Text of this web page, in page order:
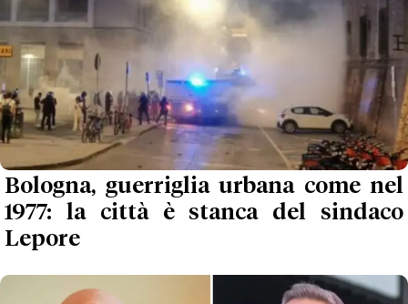
Bologna, guerriglia urbana come nel
1977: la città è stanca del sindaco
Lepore